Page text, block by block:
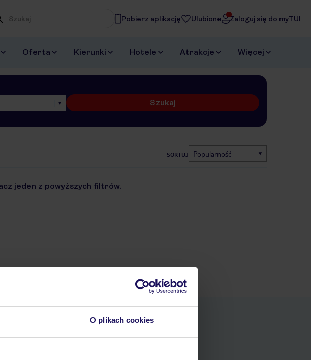
O plikach cookies
Pobierz aplikację Ulubione Zaloguj się do myTUI
Oferta Kierunki Hotele Atrakcje Więcej
Szukaj
SORTUJ Popularność
jeden z powyższych filtrów.
aplikację TUI
i przeglądanie ofert